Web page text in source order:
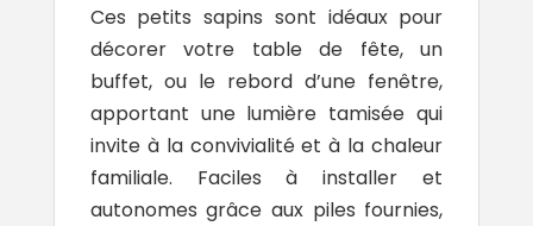
Ces petits sapins sont idéaux pour
décorer votre table de fête, un
buffet, ou le rebord d’une fenêtre,
apportant une lumière tamisée qui
invite à la convivialité et à la chaleur
familiale. Faciles à installer et
autonomes grâce aux piles fournies,